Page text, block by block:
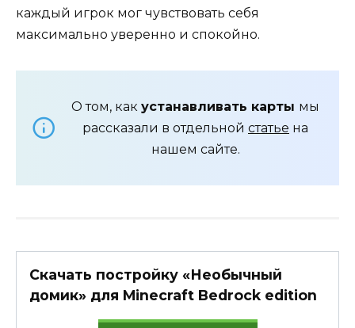
каждый игрок мог чувствовать себя
максимально уверенно и спокойно.
О том, как устанавливать карты мы
рассказали в отдельной статье на
нашем сайте.
Скачать постройку «Необычный
домик» для Minecraft Bedrock edition